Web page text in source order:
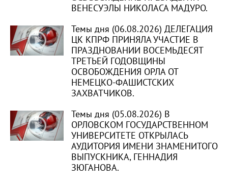
ВЕНЕСУЭЛЫ НИКОЛАСА МАДУРО.
Темы дня (06.08.2026) ДЕЛЕГАЦИЯ
ЦК КПРФ ПРИНЯЛА УЧАСТИЕ В
ПРАЗДНОВАНИИ ВОСЕМЬДЕСЯТ
ТРЕТЬЕЙ ГОДОВЩИНЫ
ОСВОБОЖДЕНИЯ ОРЛА ОТ
НЕМЕЦКО-ФАШИСТСКИХ
ЗАХВАТЧИКОВ.
Темы дня (05.08.2026) В
ОРЛОВСКОМ ГОСУДАРСТВЕННОМ
УНИВЕРСИТЕТЕ ОТКРЫЛАСЬ
АУДИТОРИЯ ИМЕНИ ЗНАМЕНИТОГО
ВЫПУСКНИКА, ГЕННАДИЯ
ЗЮГАНОВА.